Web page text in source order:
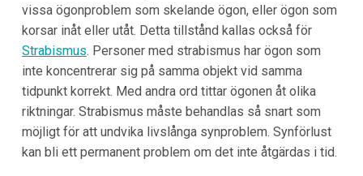
vissa ögonproblem som skelande ögon, eller ögon som
korsar inåt eller utåt. Detta tillstånd kallas också för
Strabismus. Personer med strabismus har ögon som
inte koncentrerar sig på samma objekt vid samma
tidpunkt korrekt. Med andra ord tittar ögonen åt olika
riktningar. Strabismus måste behandlas så snart som
möjligt för att undvika livslånga synproblem. Synförlust
kan bli ett permanent problem om det inte åtgärdas i tid.